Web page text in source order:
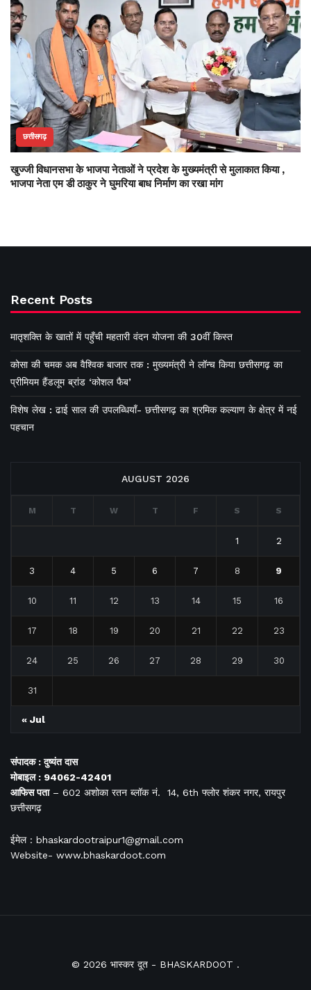
छत्तीसगढ़
खुज्जी विधानसभा के भाजपा नेताओं ने प्रदेश के मुख्यमंत्री से मुलाकात किया ,
भाजपा नेता एम डी ठाकुर ने घुमरिया बाध निर्माण का रखा मांग
Recent Posts
मातृशक्ति के खातों में पहुँची महतारी वंदन योजना की 30वीं किस्त
कोसा की चमक अब वैश्विक बाजार तक : मुख्यमंत्री ने लॉन्च किया छत्तीसगढ़ का
प्रीमियम हैंडलूम ब्रांड ‘कोशल फैब’
विशेष लेख : ढाई साल की उपलब्धियाँ- छत्तीसगढ़ का श्रमिक कल्याण के क्षेत्र में नई
पहचान
AUGUST 2026
M T W T F S S
1 2
3 4 5 6 7 8 9
10 11 12 13 14 15 16
17 18 19 20 21 22 23
24 25 26 27 28 29 30
31
« Jul
संपादक : दुष्यंत दास
मोबाइल : 94062-42401
आफिसपता– 602 अशोका रतन ब्लॉक नं. 14, 6th फ्लोर शंकर नगर, रायपुर
छत्तीसगढ़
ईमेल : bhaskardootraipur1@gmail.com
Website- www.bhaskardoot.com
© 2026 भास्कर दूत - BHASKARDOOT .